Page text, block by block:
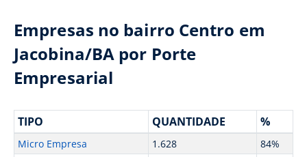
Empresas no bairro Centro em
Jacobina/BA por Porte
Empresarial
TIPO QUANTIDADE %
Micro Empresa 1.628
84%